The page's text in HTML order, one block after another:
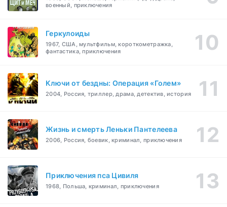
военный, приключения
Геркулоиды
1967, США, мультфильм, короткометражка,
фантастика, приключения
Ключи от бездны: Операция «Голем»
2004, Россия, триллер, драма, детектив, история
Жизнь и смерть Леньки Пантелеева
2006, Россия, боевик, криминал, приключения
Приключения пса Цивиля
1968, Польша, криминал, приключения